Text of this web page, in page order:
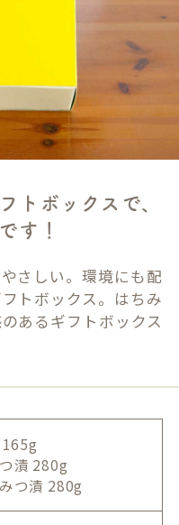
トボックスで、
す！
さしい。環境にも配
トボックス。はちみ
あるギフトボックス
165g
漬 280g
つ漬 280g